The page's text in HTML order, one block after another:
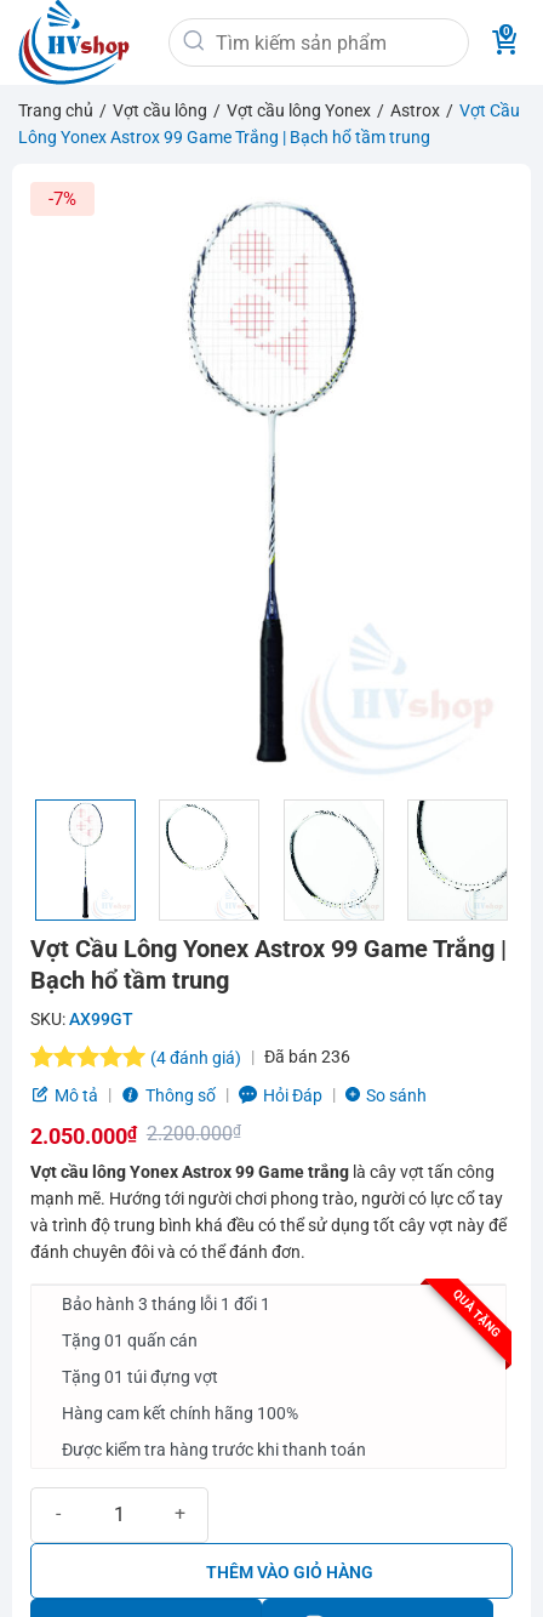
qua
nội
dung
Tìm
kiếm:
Trang chủ / Vợt cầu lông / Vợt cầu lông Yonex / Astrox / Vợt Cầu
Lông Yonex Astrox 99 Game Trắng | Bạch hổ tầm trung
-7%
Vợt Cầu Lông Yonex Astrox 99 Game Trắng |
Bạch hổ tầm trung
SKU:AX99GT
5.0trên 5
4
đánh giá
(4đánh giá) Đã bán 236
Mô tả
Thông số Hỏi Đáp So sánh
2.200.000₫
Giá
gốc
là:
2.200.000₫.
2.050.000₫
Giá
hiện
tại
là:
2.050.000₫.
Vợt cầu lông Yonex Astrox 99 Game trắnglà cây vợt tấn công
mạnh mẽ. Hướng tới người chơi phong trào, người có lực cổ tay
và trình độ trung bình khá đều có thể sử dụng tốt cây vợt này để
đánh chuyên đôi và có thể đánh đơn.
QUÀ TẶNG
Bảo hành 3 tháng lỗi 1 đổi 1
Tặng 01 quấn cán
Tặng 01 túi đựng vợt
Hàng cam kết chính hãng 100%
Được kiểm tra hàng trước khi thanh toán
THÊM VÀO GIỎ HÀNG